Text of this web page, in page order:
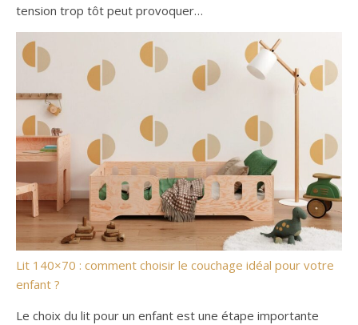
tension trop tôt peut provoquer…
Lit 140×70 : comment choisir le couchage idéal pour votre
enfant ?
Le choix du lit pour un enfant est une étape importante